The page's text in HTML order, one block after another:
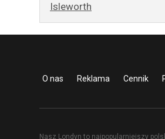
Isleworth
O nas Reklama Cennik
Nasz Londyn to najpopularniejszy